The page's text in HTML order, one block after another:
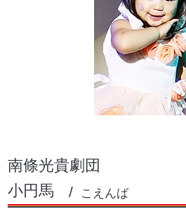
南條光貴劇団
小円馬
こえんば